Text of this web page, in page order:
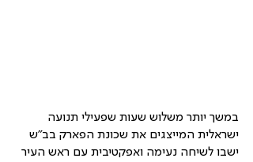
במשך יותר משלוש שעות שפעילי תנועה
ישראלית המייצגים את שכונת הפארק בב"ש
ישבו לשיחה נעימה ואפקטיבית עם ראש העיר